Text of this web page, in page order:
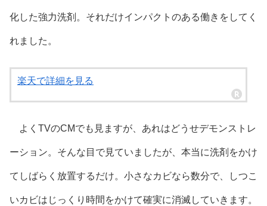
化した強力洗剤。それだけインパクトのある働きをしてく
れました。
楽天で詳細を見る
よくTVのCMでも見ますが、あれはどうせデモンストレ
ーション。そんな目で見ていましたが、本当に洗剤をかけ
てしばらく放置するだけ。小さなカビなら数分で、しつこ
いカビはじっくり時間をかけて確実に消滅していきます。